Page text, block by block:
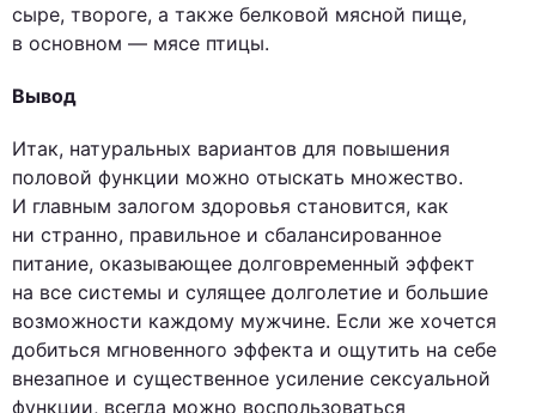
сыре, твороге, а также белковой мясной пище,
в основном — мясе птицы.
Вывод
Итак, натуральных вариантов для повышения
половой функции можно отыскать множество.
И главным залогом здоровья становится, как
ни странно, правильное и сбалансированное
питание, оказывающее долговременный эффект
на все системы и сулящее долголетие и большие
возможности каждому мужчине. Если же хочется
добиться мгновенного эффекта и ощутить на себе
внезапное и существенное усиление сексуальной
функции, всегда можно воспользоваться